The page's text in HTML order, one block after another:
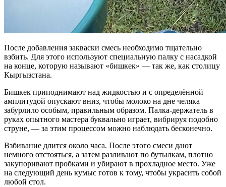
После добавления закваски смесь необходимо тщательно
взбить. Для этого используют специальную палку с насадкой
на конце, которую называют «бишкек» — так же, как столицу
Кыргызстана.
Бишкек приподнимают над жидкостью и с определённой
амплитудой опускают вниз, чтобы молоко на дне челяка
забурлило особым, правильным образом. Палка-держатель в
руках опытного мастера буквально играет, вибрируя подобно
струне, — за этим процессом можно наблюдать бесконечно.
Взбивание длится около часа. После этого смеси дают
немного отстояться, а затем разливают по бутылкам, плотно
закупоривают пробками и убирают в прохладное место. Уже
на следующий день кумыс готов к тому, чтобы украсить собой
любой стол.